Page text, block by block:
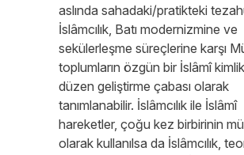
aslında sahadaki/pratikteki
İslâmcılık, Batı modernizmine ve
sekülerleşme süreçlerine karşı
toplumların özgün bir İslâmî
düzen geliştirme çabası olarak
tanımlanabilir. İslâmcılık ile İslâmî
hareketler, çoğu kez birbirinin
olarak kullanılsa da İslâmcılık,